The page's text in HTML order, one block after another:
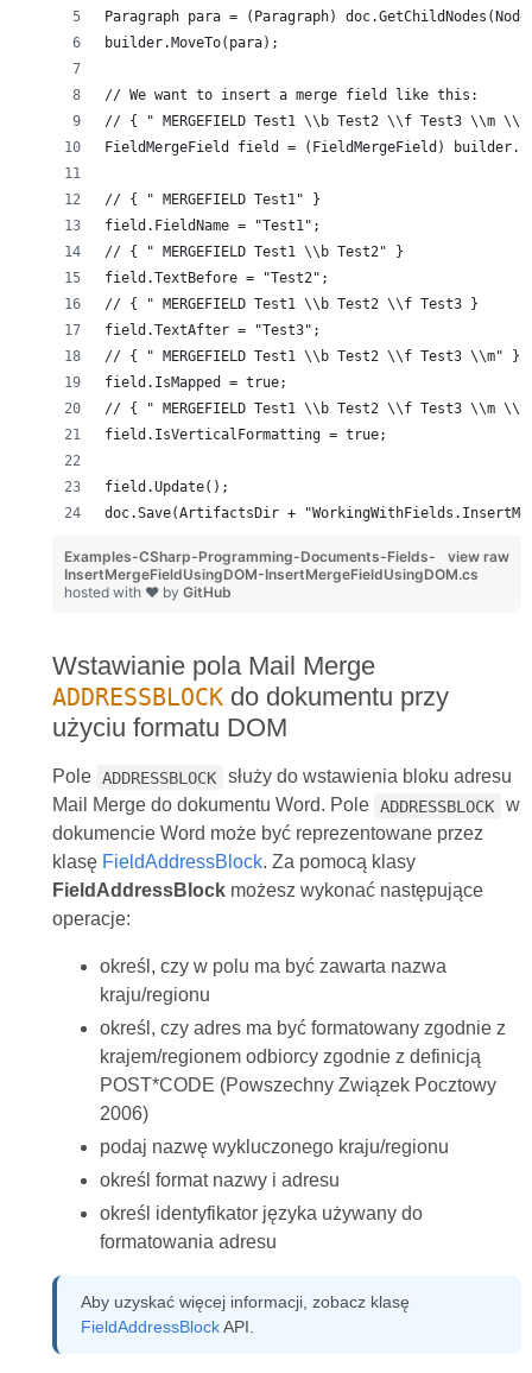
Paragraph para = (Paragraph)
builder.MoveTo(para);
// We want to insert a merge field like this:
// { " MERGEFIELD Test1 \\b Test2 \\f Test3 \\m
FieldMergeField field = (FieldMergeField)
// { " MERGEFIELD Test1" }
field.FieldName = "Test1";
// { " MERGEFIELD Test1 \\b Test2" }
field.TextBefore = "Test2";
// { " MERGEFIELD Test1 \\b Test2 \\f Test3 }
field.TextAfter = "Test3";
// { " MERGEFIELD Test1 \\b Test2 \\f Test3 \\m" }
field.IsMapped = true;
// { " MERGEFIELD Test1 \\b Test2 \\f Test3 \\m
field.IsVerticalFormatting = true;
field.Update();
doc.Save(ArtifactsDir +
view raw
Examples-CSharp-Programming-Documents-Fields-
InsertMergeFieldUsingDOM-InsertMergeFieldUsingDOM.cs
hosted with ❤ by GitHub
Wstawianie pola Mail Merge
ADDRESSBLOCKdo dokumentu przy
użyciu formatu DOM
Pole ADDRESSBLOCK
służy do wstawienia bloku adresu
Mail Merge do dokumentu Word. Pole ADDRESSBLOCK
w
dokumencie Word może być reprezentowane przez
klasę FieldAddressBlock. Za pomocą klasy
FieldAddressBlockmożesz wykonać następujące
operacje:
określ, czy w polu ma być zawarta nazwa
kraju/regionu
określ, czy adres ma być formatowany zgodnie z
krajem/regionem odbiorcy zgodnie z definicją
POST*CODE (Powszechny Związek Pocztowy
2006)
podaj nazwę wykluczonego kraju/regionu
określ format nazwy i adresu
określ identyfikator języka używany do
formatowania adresu
Aby uzyskać więcej informacji, zobacz klasę
FieldAddressBlockAPI.